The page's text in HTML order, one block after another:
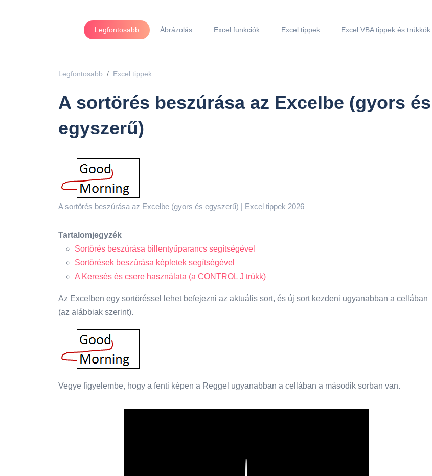
Legfontosabb Ábrázolás Excel funkciók Excel tippek Excel VBA tippek és trükkök
Legfontosabb Excel tippek
A sortörés beszúrása az Excelbe (gyors és
egyszerű)
A sortörés beszúrása az Excelbe (gyors és egyszerű) | Excel tippek 2026
Tartalomjegyzék
Sortörés beszúrása billentyűparancs segítségével
Sortörések beszúrása képletek segítségével
A Keresés és csere használata (a CONTROL J trükk)
Az Excelben egy sortöréssel lehet befejezni az aktuális sort, és új sort kezdeni ugyanabban a cellában
(az alábbiak szerint).
Vegye figyelembe, hogy a fenti képen a Reggel ugyanabban a cellában a második sorban van.